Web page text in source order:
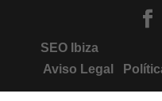
SEO Ibiza
Aviso Legal